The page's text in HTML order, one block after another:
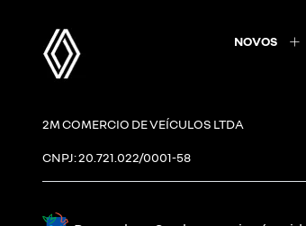
NOVOS
2M COMERCIO DE VEÍCULOS LTDA
CNPJ: 20.721.022/0001-58